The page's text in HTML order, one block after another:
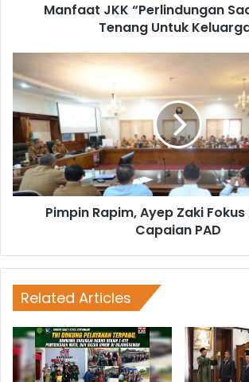
Manfaat JKK “Perlindungan
Tenang Untuk
Pimpin Rapim, Ayep Zaki
Capaian PAD
Related Articles